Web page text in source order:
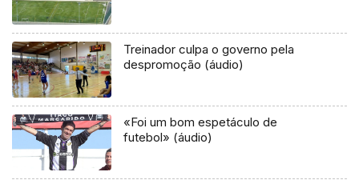
Treinador culpa o governo pela
despromoção (áudio)
«Foi um bom espetáculo de
futebol» (áudio)